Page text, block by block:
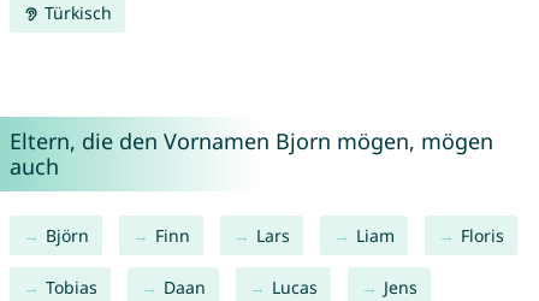
Türkisch
Eltern, die den Vornamen Bjorn mögen, mögen
auch
Björn Finn Lars Liam Floris
Tobias Daan Lucas Jens